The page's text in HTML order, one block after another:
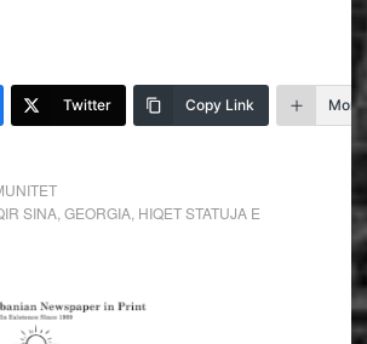
Twitter Copy Link More
SINA, GEORGIA, HIQET STATUJA E